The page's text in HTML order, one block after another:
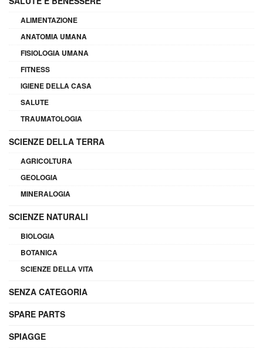
ALIMENTAZIONE
ANATOMIA UMANA
FISIOLOGIA UMANA
FITNESS
IGIENE DELLA CASA
SALUTE
TRAUMATOLOGIA
SCIENZE DELLA TERRA
AGRICOLTURA
GEOLOGIA
MINERALOGIA
SCIENZE NATURALI
BIOLOGIA
BOTANICA
SCIENZE DELLA VITA
SENZA CATEGORIA
SPARE PARTS
SPIAGGE